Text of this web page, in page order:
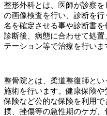
整形外科とは、医師が診察
の画像検査を行い、診断を
名を確定させる事や診断書を
診断後、病態に合わせて処
テーション等で治療を行いま
整骨院とは、柔道整復師と
施術を行います。健康保険
保険など公的な保険を利用
撲、挫傷等の急性期のケガ